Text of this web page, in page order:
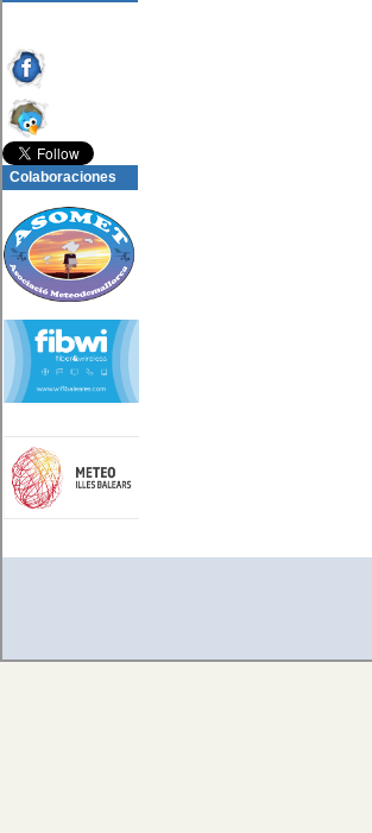
Colaboraciones